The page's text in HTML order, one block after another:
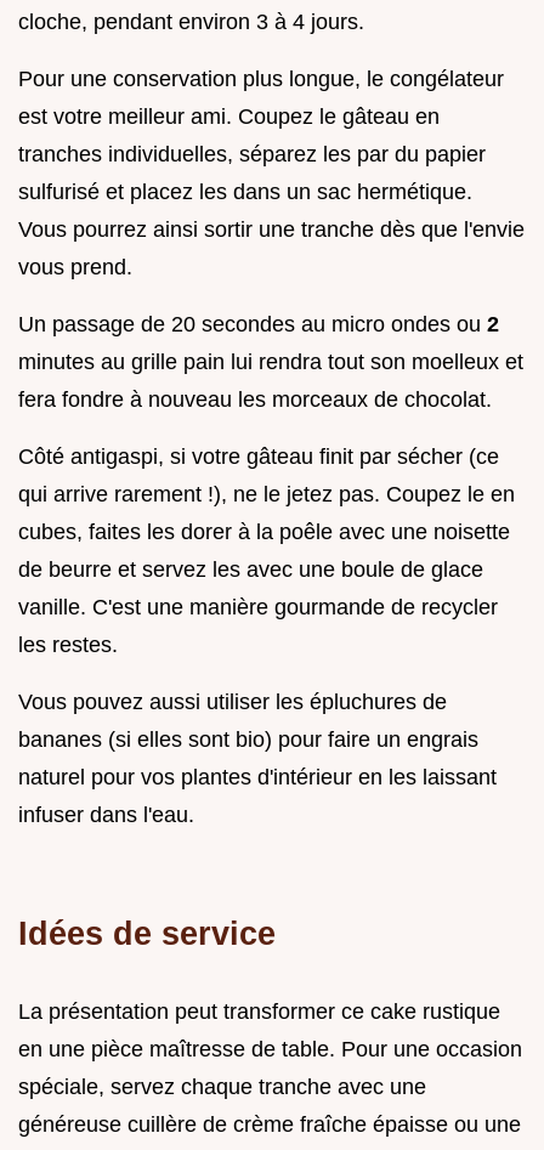
cloche, pendant environ 3 à 4 jours.
Pour une conservation plus longue, le congélateur
est votre meilleur ami. Coupez le gâteau en
tranches individuelles, séparez les par du papier
sulfurisé et placez les dans un sac hermétique.
Vous pourrez ainsi sortir une tranche dès que l'envie
vous prend.
Un passage de 20 secondes au micro ondes ou 2
minutes au grille pain lui rendra tout son moelleux et
fera fondre à nouveau les morceaux de chocolat.
Côté antigaspi, si votre gâteau finit par sécher (ce
qui arrive rarement !), ne le jetez pas. Coupez le en
cubes, faites les dorer à la poêle avec une noisette
de beurre et servez les avec une boule de glace
vanille. C'est une manière gourmande de recycler
les restes.
Vous pouvez aussi utiliser les épluchures de
bananes (si elles sont bio) pour faire un engrais
naturel pour vos plantes d'intérieur en les laissant
infuser dans l'eau.
Idées de service
La présentation peut transformer ce cake rustique
en une pièce maîtresse de table. Pour une occasion
spéciale, servez chaque tranche avec une
généreuse cuillère de crème fraîche épaisse ou une